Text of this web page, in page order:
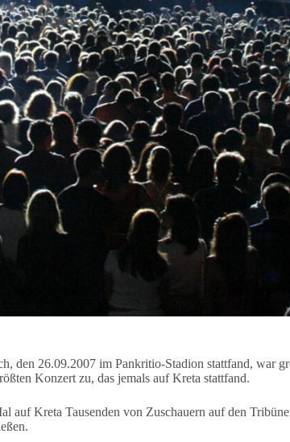
den 26.09.2007 im Pankritio-Stadion stattfand, war
Konzert zu, das jemals auf Kreta stattfand.
auf Kreta Tausenden von Zuschauern auf den